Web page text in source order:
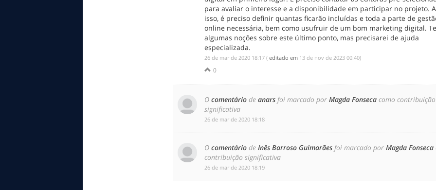
para avaliar o interesse e a disponibilidade em participar no projeto.
isso, é preciso definir quantas ficarão incluídas e toda a parte de
online necessária, bem como usufruir de um bom marketing digital.
algumas noções sobre este último ponto, mas precisarei de ajuda
especializada.
‎26 de mar de 2020 18:17 (editado em ‎13 de nov de 2023 00:40)
0
Ocomentário deanars foi marcado porMagda Fonseca como contribuição
significativa
‎26 de mar de 2020 18:18
Ocomentário deInês Barroso Guimarães foi marcado porMagda Fonseca
contribuição significativa
‎26 de mar de 2020 18:19